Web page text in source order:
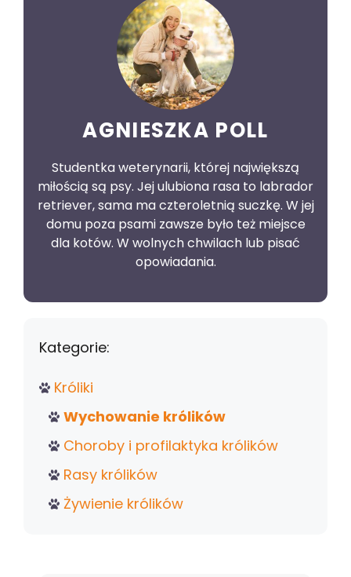
AGNIESZKA POLL
Studentka weterynarii, której największą
miłością są psy. Jej ulubiona rasa to labrador
retriever, sama ma czteroletnią suczkę. W jej
domu poza psami zawsze było też miejsce
dla kotów. W wolnych chwilach lub pisać
opowiadania.
Kategorie:
Króliki
Wychowanie królików
Choroby i profilaktyka królików
Rasy królików
Żywienie królików